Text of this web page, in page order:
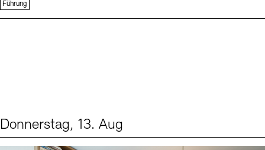
Führung
Donnerstag, 13. Aug